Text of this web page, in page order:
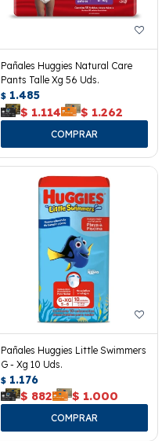
Pañales Huggies Natural Care
Pants Talle Xg 56 Uds.
$ 1.485
$ 1.114 $ 1.262
Pañales Huggies Little Swimmers
G - Xg 10 Uds.
$ 1.176
$ 882 $ 1.000